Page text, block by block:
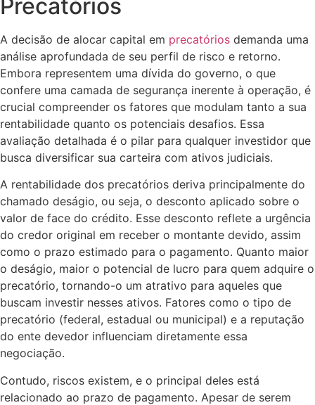
Precatórios
A decisão de alocar capital em precatórios demanda uma
análise aprofundada de seu perfil de risco e retorno.
Embora representem uma dívida do governo, o que
confere uma camada de segurança inerente à operação, é
crucial compreender os fatores que modulam tanto a sua
rentabilidade quanto os potenciais desafios. Essa
avaliação detalhada é o pilar para qualquer investidor que
busca diversificar sua carteira com ativos judiciais.
A rentabilidade dos precatórios deriva principalmente do
chamado deságio, ou seja, o desconto aplicado sobre o
valor de face do crédito. Esse desconto reflete a urgência
do credor original em receber o montante devido, assim
como o prazo estimado para o pagamento. Quanto maior
o deságio, maior o potencial de lucro para quem adquire o
precatório, tornando-o um atrativo para aqueles que
buscam investir nesses ativos. Fatores como o tipo de
precatório (federal, estadual ou municipal) e a reputação
do ente devedor influenciam diretamente essa
negociação.
Contudo, riscos existem, e o principal deles está
relacionado ao prazo de pagamento. Apesar de serem